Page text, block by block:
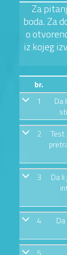
Za
boda. Za
o
iz kojeg
br.
1
Da
2
Test
3
Da
4